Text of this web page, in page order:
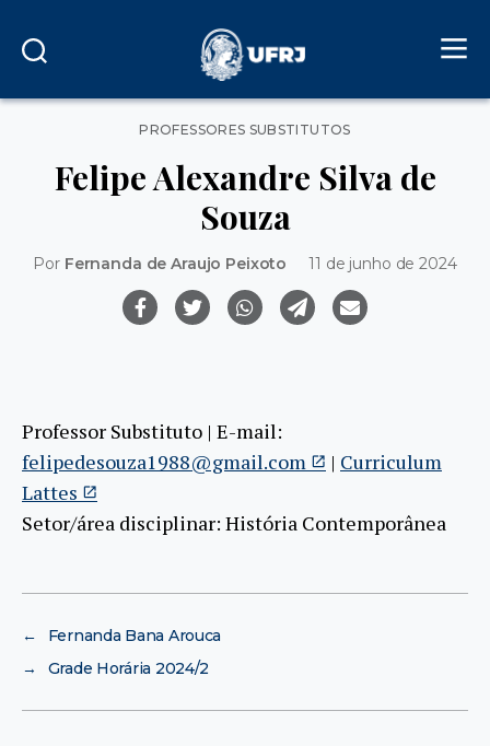
Categorias
PROFESSORES SUBSTITUTOS
Felipe Alexandre Silva de
Souza
Por Fernanda de Araujo Peixoto 11 de junho de 2024
Professor Substituto | E-mail:
felipedesouza1988@gmail.com
| Curriculum
Lattes
Setor/área disciplinar: História Contemporânea
←
Fernanda Bana Arouca
→
Grade Horária 2024/2